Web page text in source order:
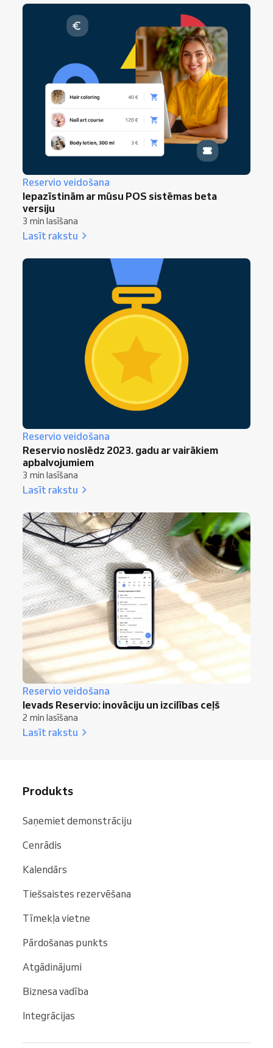
Reservio veidošana
Iepazīstinām ar mūsu POS sistēmas beta
versiju
3 min lasīšana
Lasīt rakstu
Reservio veidošana
Reservio noslēdz 2023. gadu ar vairākiem
apbalvojumiem
3 min lasīšana
Lasīt rakstu
Reservio veidošana
Ievads Reservio: inovāciju un izcilības ceļš
2 min lasīšana
Lasīt rakstu
Produkts
Saņemiet demonstrāciju
Cenrādis
Kalendārs
Tiešsaistes rezervēšana
Tīmekļa vietne
Pārdošanas punkts
Atgādinājumi
Biznesa vadība
Integrācijas